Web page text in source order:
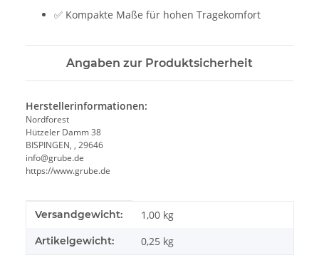
✅ Kompakte Maße für hohen Tragekomfort
Angaben zur Produktsicherheit
Herstellerinformationen:
Nordforest
Hützeler Damm 38
BISPINGEN, , 29646
info@grube.de
https://www.grube.de
Produkteigenschaft
Wert
Versandgewicht: 1,00 kg
Artikelgewicht: 0,25 kg